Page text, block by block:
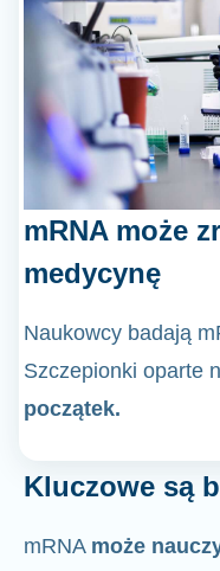
mRNA może
medycynę
Naukowcy badają
Szczepionki oparte
początek.
Kluczowe są
mRNA może